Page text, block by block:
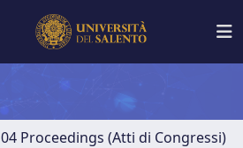
04 Proceedings (Atti di Congressi)